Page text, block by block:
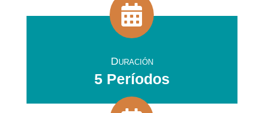

Duración
5 Períodos